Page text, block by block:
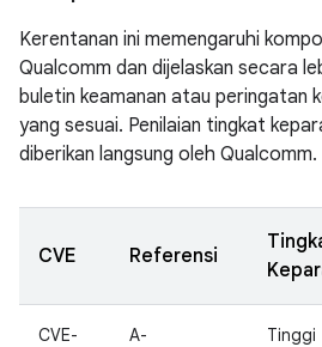
Kerentanan ini memengaruhi
Qualcomm dan dijelaskan secara
buletin keamanan atau peringatan
yang sesuai. Penilaian tingkat
diberikan langsung oleh Qualcomm.
CVE Referensi
CVE-
A-
Tinggi